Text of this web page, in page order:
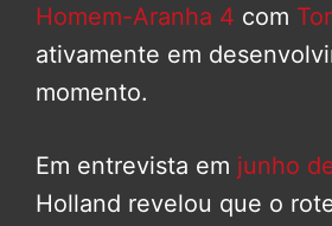
Homem-Aranha 4 com
ativamente em
momento.
Em entrevista em junho
Holland revelou que o